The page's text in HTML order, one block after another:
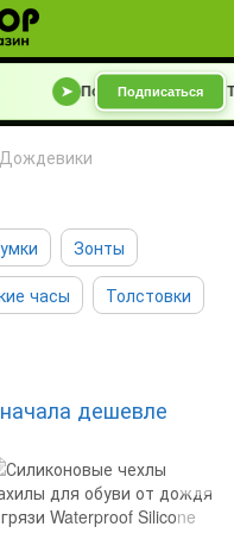
➤ Подписывайтесь на
Подписаться
Дождевики
Зонты
часы
Толстовки
дешевле